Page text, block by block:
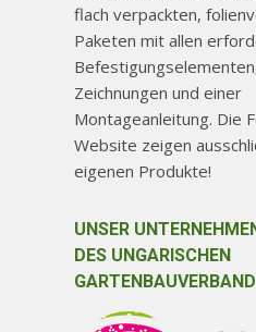
flach verpackten,
Paketen mit allen
Zeichnungen und einer
Montageanleitung. Die
Website zeigen
eigenen Produkte!
UNSER
DES UNGARISCHEN